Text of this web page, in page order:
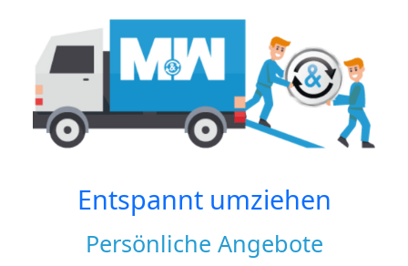
Entspannt umziehen
Persönliche Angebote